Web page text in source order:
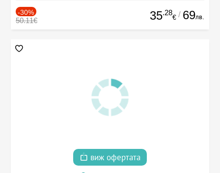
-30%
50.11€ 35.28
€ / 69лв.
виж офертата